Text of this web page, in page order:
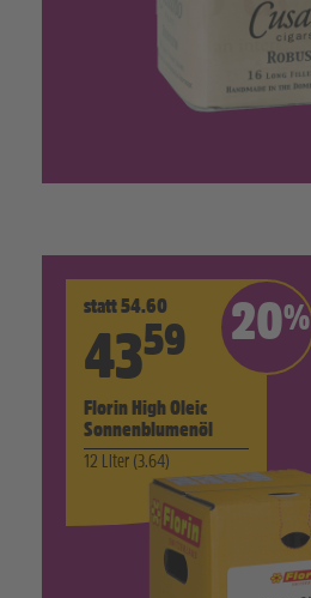
20%
statt 54.60
4359
Florin High Oleic
Sonnenblumenöl
12 Liter (3.64)